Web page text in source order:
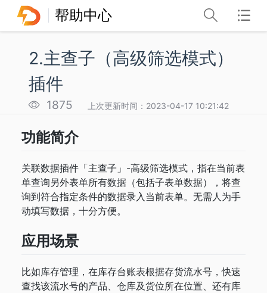
帮助中心
2.主查子（高级筛选模式）
插件
1875 上次更新时间：2023-04-17 10:21:42
功能简介
关联数据插件「主查子」-高级筛选模式，指在当前表
单查询另外表单所有数据（包括子表单数据），将查
询到符合指定条件的数据录入当前表单。无需人为手
动填写数据，十分方便。
应用场景
比如库存管理，在库存台账表根据存货流水号，快速
查找该流水号的产品、仓库及货位所在位置、还有库